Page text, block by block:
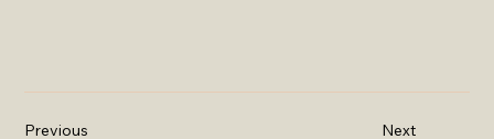
Previous Next